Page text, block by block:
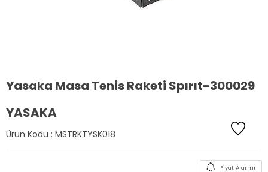
Yasaka Masa Tenis Raketi Spırıt-300029
YASAKA
Ürün Kodu : MSTRKTYSK018
Fiyat Alarmı